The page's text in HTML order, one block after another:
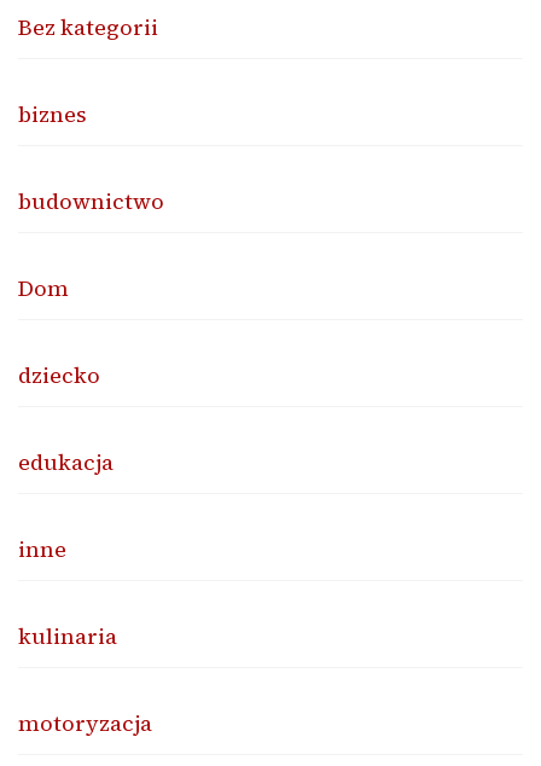
Bez kategorii
biznes
budownictwo
Dom
dziecko
edukacja
inne
kulinaria
motoryzacja